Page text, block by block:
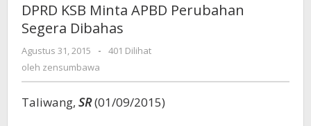
APBD
Segera
DPRD KSB Minta APBD Perubahan
Segera Dibahas
Agustus 31, 2015
oleh
zensumbawa
-
401 Dilihat
oleh zensumbawa
Taliwang, SR(01/09/2015)